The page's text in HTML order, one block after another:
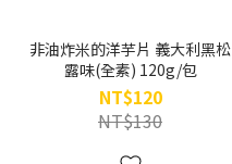
非油炸米的洋芋片 義大利黑松
露味(全素) 120g/包
NT$120
NT$130